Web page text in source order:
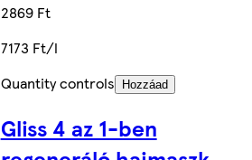
2869 Ft
7173 Ft/l
Quantity controls
Hozzáad
Gliss 4 az 1-ben